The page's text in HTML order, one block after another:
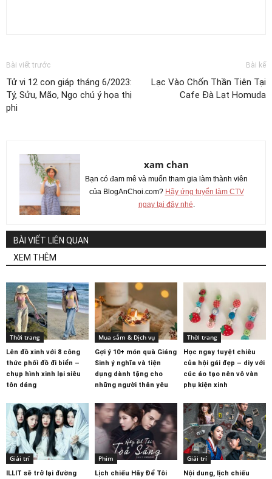
Bài viết trước
Tử vi 12 con giáp tháng 6/2023:
Tý, Sửu, Mão, Ngọ chú ý họa thị
phi
Bài kế
Lạc Vào Chốn Thần Tiên Tại
Cafe Đà Lạt Homuda
xam chan
Bạn có đam mê và muốn tham gia làm thành viên
của BlogAnChoi.com? Hãy ứng tuyển làm CTV
ngay tại đây nhé
BÀI VIẾT LIÊN QUAN
XEM THÊM
Thời trang
Lên đồ xinh với 8 công
thức phối đồ đi biển –
chụp hình xinh lại siêu
tôn dáng
Mua sắm & Dịch vụ
Gợi ý 10+ món quà Giáng
Sinh ý nghĩa và tiện
dụng dành tặng cho
những người thân yêu
Thời trang
Học ngay tuyệt chiêu
của hội gái đẹp – diy với
cúc áo tạo nên vô vàn
phụ kiện xinh
Giải trí
ILLIT sẽ trở lại đường
Phim
Lịch chiếu Hãy Để Tôi
Giải trí
Nội dung, lịch chiếu